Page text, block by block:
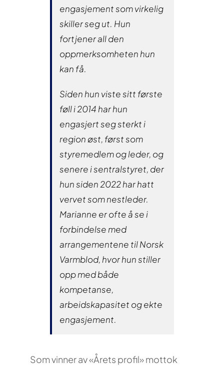
engasjement som virkelig
skiller seg ut. Hun
fortjener all den
oppmerksomheten hun
kan få.
Siden hun viste sitt første
føll i 2014 har hun
engasjert seg sterkt i
region øst, først som
styremedlem og leder, og
senere i sentralstyret, der
hun siden 2022 har hatt
vervet som nestleder.
Marianne er ofte å se i
forbindelse med
arrangementene til Norsk
Varmblod, hvor hun stiller
opp med både
kompetanse,
arbeidskapasitet og ekte
engasjement.
Som vinner av «Årets profil» mottok